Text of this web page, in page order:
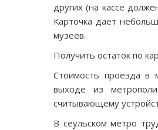
других (на кассе
Карточка дает
музеев.
Получить остаток по
Стоимость проезда в
выходе из
считывающему
В сеульском метро